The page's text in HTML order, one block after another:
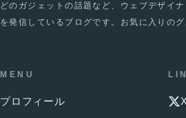
どのガジェットの話題など、ウェブデザイ
を発信しているブログです。お気に入りの
MENU
プロフィール X